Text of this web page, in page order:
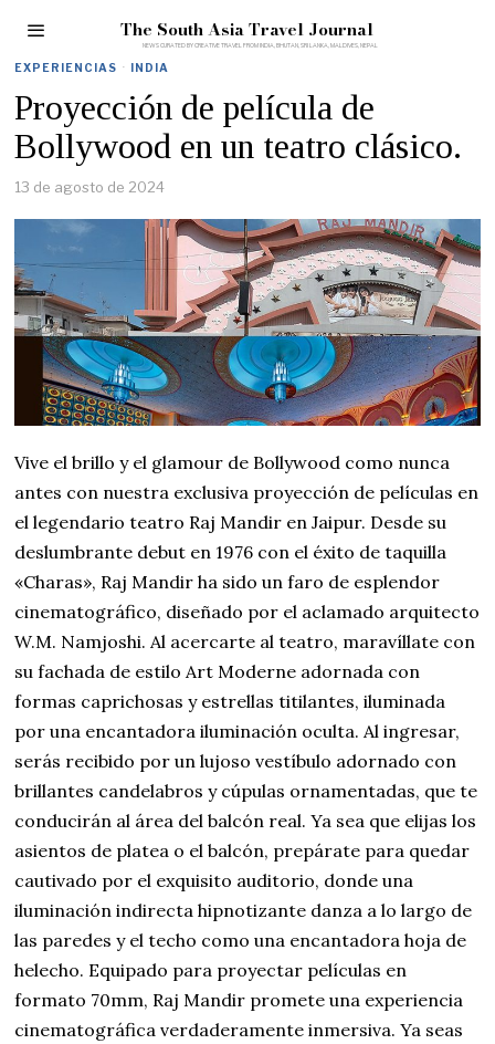
The South Asia Travel Journal
EXPERIENCIAS · INDIA
Proyección de película de
Bollywood en un teatro clásico.
13 de agosto de 2024
Vive el brillo y el glamour de Bollywood como nunca
antes con nuestra exclusiva proyección de películas en
el legendario teatro Raj Mandir en Jaipur. Desde su
deslumbrante debut en 1976 con el éxito de taquilla
«Charas», Raj Mandir ha sido un faro de esplendor
cinematográfico, diseñado por el aclamado arquitecto
W.M. Namjoshi. Al acercarte al teatro, maravíllate con
su fachada de estilo Art Moderne adornada con
formas caprichosas y estrellas titilantes, iluminada
por una encantadora iluminación oculta. Al ingresar,
serás recibido por un lujoso vestíbulo adornado con
brillantes candelabros y cúpulas ornamentadas, que te
conducirán al área del balcón real. Ya sea que elijas los
asientos de platea o el balcón, prepárate para quedar
cautivado por el exquisito auditorio, donde una
iluminación indirecta hipnotizante danza a lo largo de
las paredes y el techo como una encantadora hoja de
helecho. Equipado para proyectar películas en
formato 70mm, Raj Mandir promete una experiencia
cinematográfica verdaderamente inmersiva. Ya seas